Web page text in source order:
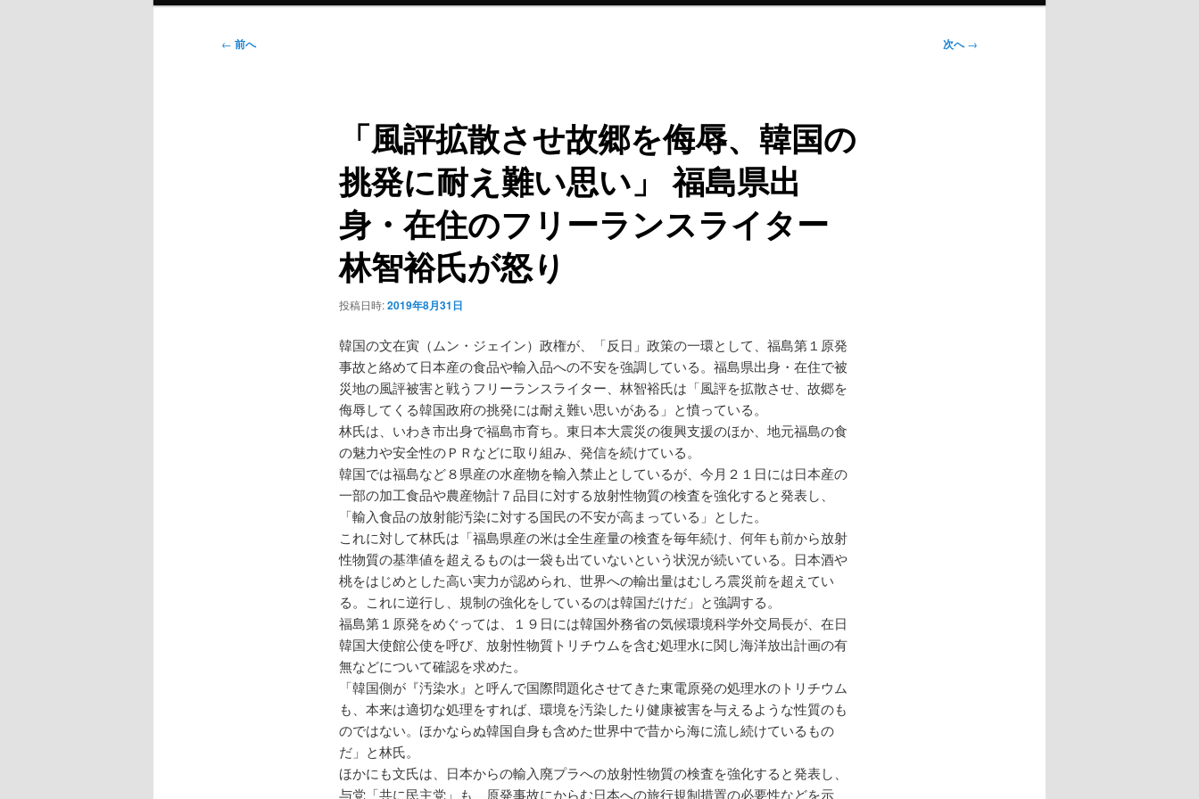
投
← 前へ 次へ→
「風評拡散させ故郷を侮辱、韓国の
挑発に耐え難い思い」 福島県出
身・在住のフリーランスライター
林智裕氏が怒り
投稿日時:2019年8月31日
韓国の文在寅（ムン・ジェイン）政権が、「反日」政策の一環として、福島第１原発
事故と絡めて日本産の食品や輸入品への不安を強調している。福島県出身・在住で被
災地の風評被害と戦うフリーランスライター、林智裕氏は「風評を拡散させ、故郷を
侮辱してくる韓国政府の挑発には耐え難い思いがある」と憤っている。
林氏は、いわき市出身で福島市育ち。東日本大震災の復興支援のほか、地元福島の食
の魅力や安全性のＰＲなどに取り組み、発信を続けている。
韓国では福島など８県産の水産物を輸入禁止としているが、今月２１日には日本産の
一部の加工食品や農産物計７品目に対する放射性物質の検査を強化すると発表し、
「輸入食品の放射能汚染に対する国民の不安が高まっている」とした。
これに対して林氏は「福島県産の米は全生産量の検査を毎年続け、何年も前から放射
性物質の基準値を超えるものは一袋も出ていないという状況が続いている。日本酒や
桃をはじめとした高い実力が認められ、世界への輸出量はむしろ震災前を超えてい
る。これに逆行し、規制の強化をしているのは韓国だけだ」と強調する。
福島第１原発をめぐっては、１９日には韓国外務省の気候環境科学外交局長が、在日
韓国大使館公使を呼び、放射性物質トリチウムを含む処理水に関し海洋放出計画の有
無などについて確認を求めた。
「韓国側が『汚染水』と呼んで国際問題化させてきた東電原発の処理水のトリチウム
も、本来は適切な処理をすれば、環境を汚染したり健康被害を与えるような性質のも
のではない。ほかならぬ韓国自身も含めた世界中で昔から海に流し続けているもの
だ」と林氏。
ほかにも文氏は、日本からの輸入廃プラへの放射性物質の検査を強化すると発表し、
与党「共に民主党」も、原発事故にからむ日本への旅行規制措置の必要性などを示